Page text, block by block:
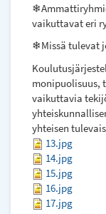
vaikuttavat eri
❄Missä tulevat
monipuolisuus,
vaikuttavia
yhteisen
13.jpg
14.jpg
15.jpg
16.jpg
17.jpg